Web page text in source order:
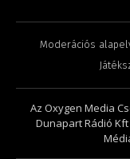
Moderációs
Az Oxygen Media
Dunapart Rádió